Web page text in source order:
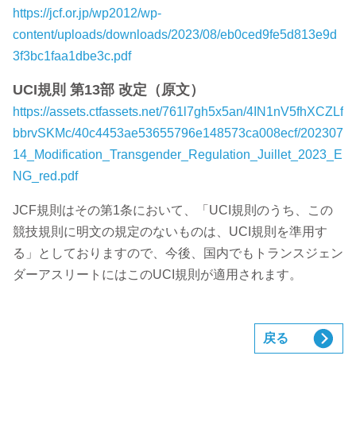
https://jcf.or.jp/wp2012/wp-
content/uploads/downloads/2023/08/eb0ced9fe5d813e9d
3f3bc1faa1dbe3c.pdf
UCI規則 第13部 改定（原文）
https://assets.ctfassets.net/761l7gh5x5an/4IN1nV5fhXCZLf
bbrvSKMc/40c4453ae53655796e148573ca008ecf/202307
14_Modification_Transgender_Regulation_Juillet_2023_E
NG_red.pdf
JCF規則はその第1条において、「UCI規則のうち、この
競技規則に明文の規定のないものは、UCI規則を準用す
る」としておりますので、今後、国内でもトランスジェン
ダーアスリートにはこのUCI規則が適用されます。
戻る